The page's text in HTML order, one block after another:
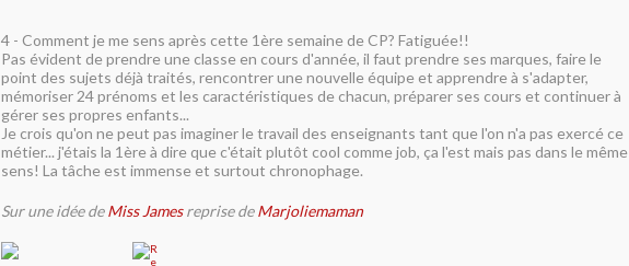
4 - Comment je me sens après cette 1ère semaine de CP? Fatiguée!!
Pas évident de prendre une classe en cours d'année, il faut prendre ses marques, faire le
point des sujets déjà traités, rencontrer une nouvelle équipe et apprendre à s'adapter,
mémoriser 24 prénoms et les caractéristiques de chacun, préparer ses cours et continuer à
gérer ses propres enfants...
Je crois qu'on ne peut pas imaginer le travail des enseignants tant que l'on n'a pas exercé ce
métier... j'étais la 1ère à dire que c'était plutôt cool comme job, ça l'est mais pas dans le même
sens! La tâche est immense et surtout chronophage.
Sur une idée deMiss Jamesreprise deMarjoliemaman